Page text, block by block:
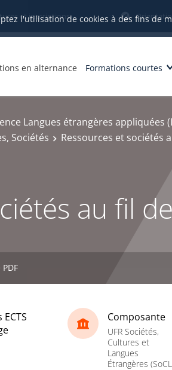
l'utilisation de cookies à des fins de
et inscriptions
en alternance Formations courtes
Langues étrangères appliquées
Sociétés
Ressources et sociétés
au fil de
Composante
UFR Sociétés,
Cultures et
Langues
Étrangères